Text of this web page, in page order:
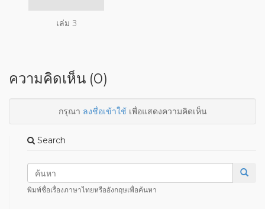
เล่ม 3
ความคิดเห็น (0)
กรุณา ลงชื่อเข้าใช้เพื่อแสดงความคิดเห็น
Search
พิมพ์ชื่อเรื่องภาษาไทยหรืออังกฤษเพื่อค้นหา